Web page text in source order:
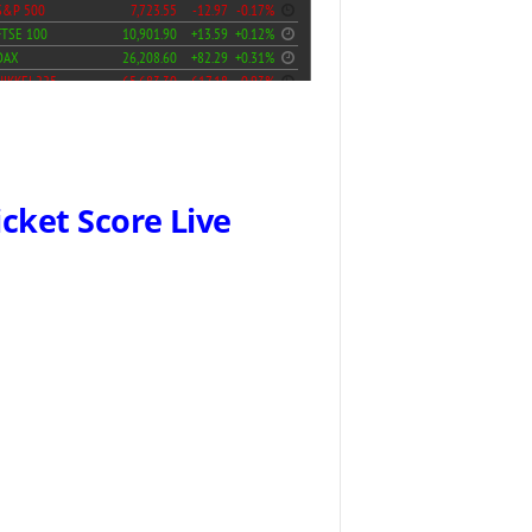
Score Live